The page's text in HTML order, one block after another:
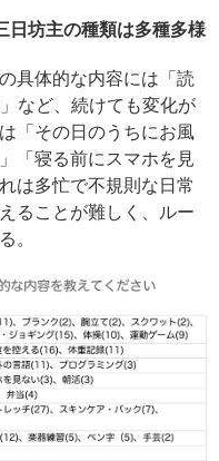
日坊主の種類は多種多様
具体的な内容には「読
など、続けても変化が
「その日のうちにお風
「寝る前にスマホを見
は多忙で不規則な日常
ることが難しく、ルー
。